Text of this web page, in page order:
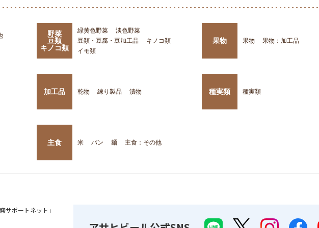
野菜
豆類
キノコ類
緑黄色野菜
淡色野菜
豆類・豆腐・豆加工品
キノコ類
イモ類
果物 果物 果物：加工品
加工品 乾物 練り製品 漬物 種実類 種実類
主食 米 パン 麺 主食：その他
サポートネット」